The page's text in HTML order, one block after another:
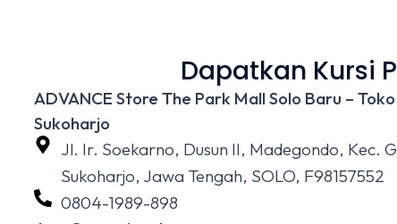
Dapatkan Kursi
ADVANCE Store The Park Mall Solo Baru –
Sukoharjo
Jl. Ir. Soekarno, Dusun II, Madegondo, Kec.
Sukoharjo, Jawa Tengah, SOLO, F98157552
0804-1989-898